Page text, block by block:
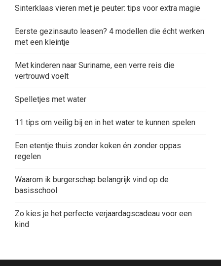
Sinterklaas vieren met je peuter: tips voor extra magie
Eerste gezinsauto leasen? 4 modellen die écht werken
met een kleintje
Met kinderen naar Suriname, een verre reis die
vertrouwd voelt
Spelletjes met water
11 tips om veilig bij en in het water te kunnen spelen
Een etentje thuis zonder koken én zonder oppas
regelen
Waarom ik burgerschap belangrijk vind op de
basisschool
Zo kies je het perfecte verjaardagscadeau voor een
kind